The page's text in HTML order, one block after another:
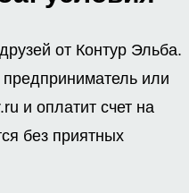
от Контур Эльба.
или
и оплатит счет на
без приятных